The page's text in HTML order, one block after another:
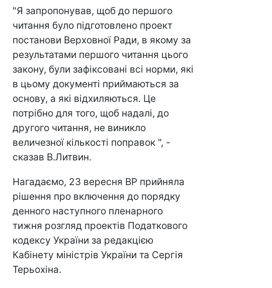
"Я запропонував, щоб до першого
читання було підготовлено проект
постанови Верховної Ради, в якому за
результатами першого читання цього
закону, були зафіксовані всі норми, які
в цьому документі приймаються за
основу, а які відхиляються. Це
потрібно для того, щоб надалі, до
другого читання, не виникло
величезної кількості поправок ", -
сказав В.Литвин.
Нагадаємо, 23 вересня ВР прийняла
рішення про включення до порядку
денного наступного пленарного
тижня розгляд проектів Податкового
кодексу України за редакцією
Кабінету міністрів України та Сергія
Терьохіна.